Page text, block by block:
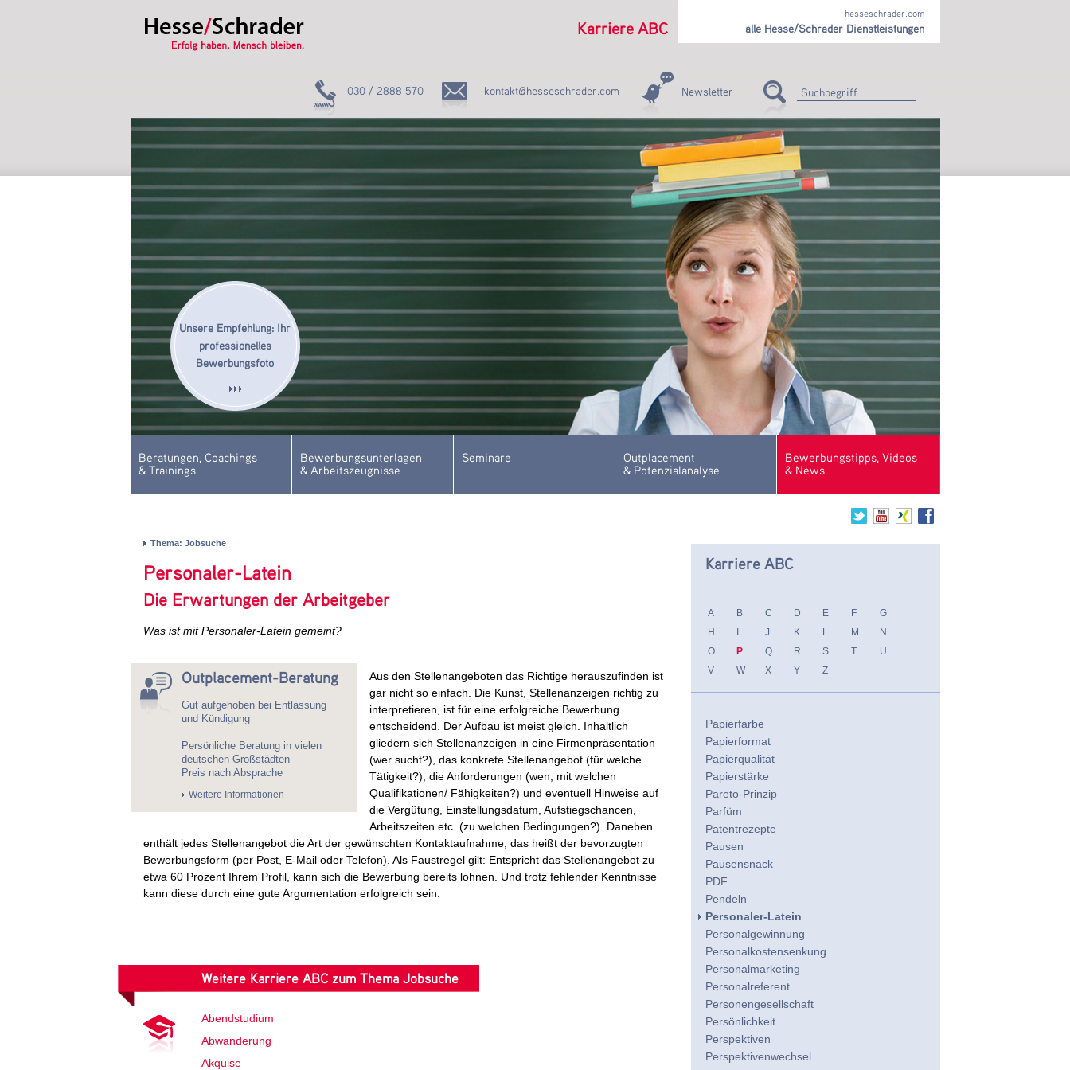
030 / 2888 570 kontakt@hesseschrader.com Newsletter
Beratungen, Coachings
& Trainings
Bewerbungsunterlagen
& Arbeitszeugnisse
Seminare
Outplacement
& Potenzialanalyse
Bewerbungstipps, Videos
& News
Thema: Jobsuche
Personaler-Latein
Die Erwartungen der Arbeitgeber
Was ist mit Personaler-Latein gemeint?
Outplacement-Beratung
Gut aufgehoben bei Entlassung
und Kündigung
Persönliche Beratung in vielen
deutschen Großstädten
Preis nach Absprache
Weitere Informationen
Aus den Stellenangeboten das Richtige herauszufinden ist
gar nicht so einfach. Die Kunst, Stellenanzeigen richtig zu
interpretieren, ist für eine erfolgreiche Bewerbung
entscheidend. Der Aufbau ist meist gleich. Inhaltlich
gliedern sich Stellenanzeigen in eine Firmenpräsentation
(wer sucht?), das konkrete Stellenangebot (für welche
Tätigkeit?), die Anforderungen (wen, mit welchen
Qualifikationen/ Fähigkeiten?) und eventuell Hinweise auf
die Vergütung, Einstellungsdatum, Aufstiegschancen,
Arbeitszeiten etc. (zu welchen Bedingungen?). Daneben
enthält jedes Stellenangebot die Art der gewünschten Kontaktaufnahme, das heißt der bevorzugten
Bewerbungsform (per Post, E-Mail oder Telefon). Als Faustregel gilt: Entspricht das Stellenangebot zu
etwa 60 Prozent Ihrem Profil, kann sich die Bewerbung bereits lohnen. Und trotz fehlender Kenntnisse
kann diese durch eine gute Argumentation erfolgreich sein.
Weitere Karriere ABC zum Thema Jobsuche
Abendstudium
Abwanderung
Akquise
Karriere ABC
A B C D E F
G
H
J K L M
N
O
P Q R S T
U
V
W X Y Z
Papierfarbe
Papierformat
Papierqualität
Papierstärke
Pareto-Prinzip
Parfüm
Patentrezepte
Pausen
Pausensnack
PDF
Pendeln
Personaler-Latein
Personalgewinnung
Personalkostensenkung
Personalmarketing
Personalreferent
Personengesellschaft
Persönlichkeit
Perspektiven
Perspektivenwechsel
Karriere ABC
hesseschrader.com
alle Hesse/Schrader Dienstleistungen
Unsere Empfehlung: Ihr
professionelles
Bewerbungsfoto